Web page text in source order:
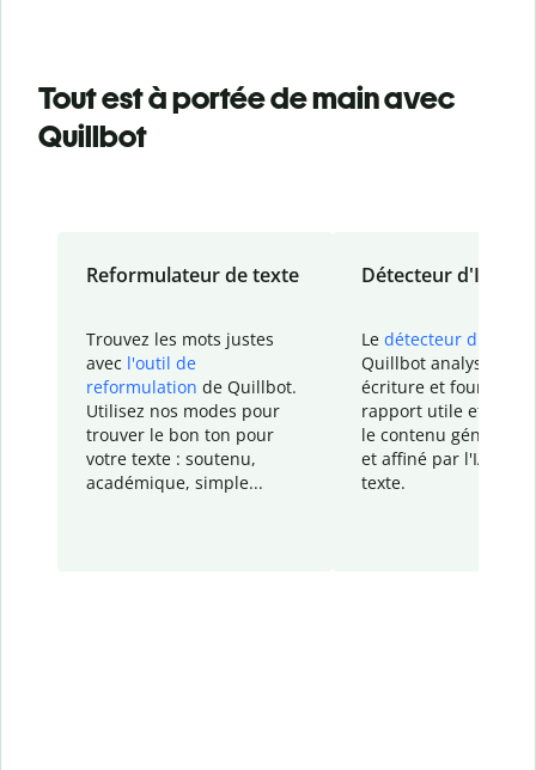
Tout est à portée de main avec
Quillbot
Reformulateur de texte
Trouvez les mots justes
avec l'outil de
reformulation de Quillbot.
Utilisez nos modes pour
trouver le bon ton pour
votre texte : soutenu,
académique, simple...
Détecteur d'IA
Le détecteur d'IA
Quillbot analyse votre
écriture et fournit un
rapport utile et
le contenu généré
et affiné par l'IA
texte.